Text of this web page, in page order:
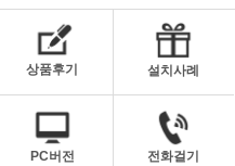
상품후기 설치사례
PC버전 전화걸기